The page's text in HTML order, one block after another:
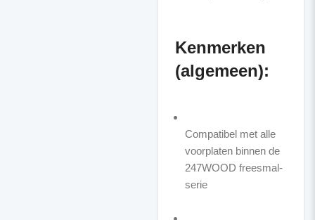
Kenmerken
(algemeen):
Compatibel met alle
voorplaten binnen de
247WOOD freesmal-
serie